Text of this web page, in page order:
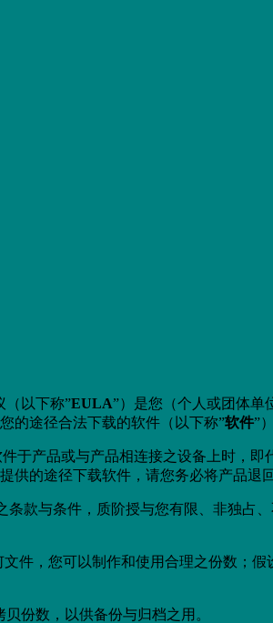
（以下称”EULA”）是您（个人或团体单
的途径合法下载的软件（以下称”软件”
于产品或与产品相连接之设备上时，
供的途径下载软件，请您务必将产品退
条款与条件，质阶授与您有限、非独占
文件，您可以制作和使用合理之份数；
份数，以供备份与归档之用。